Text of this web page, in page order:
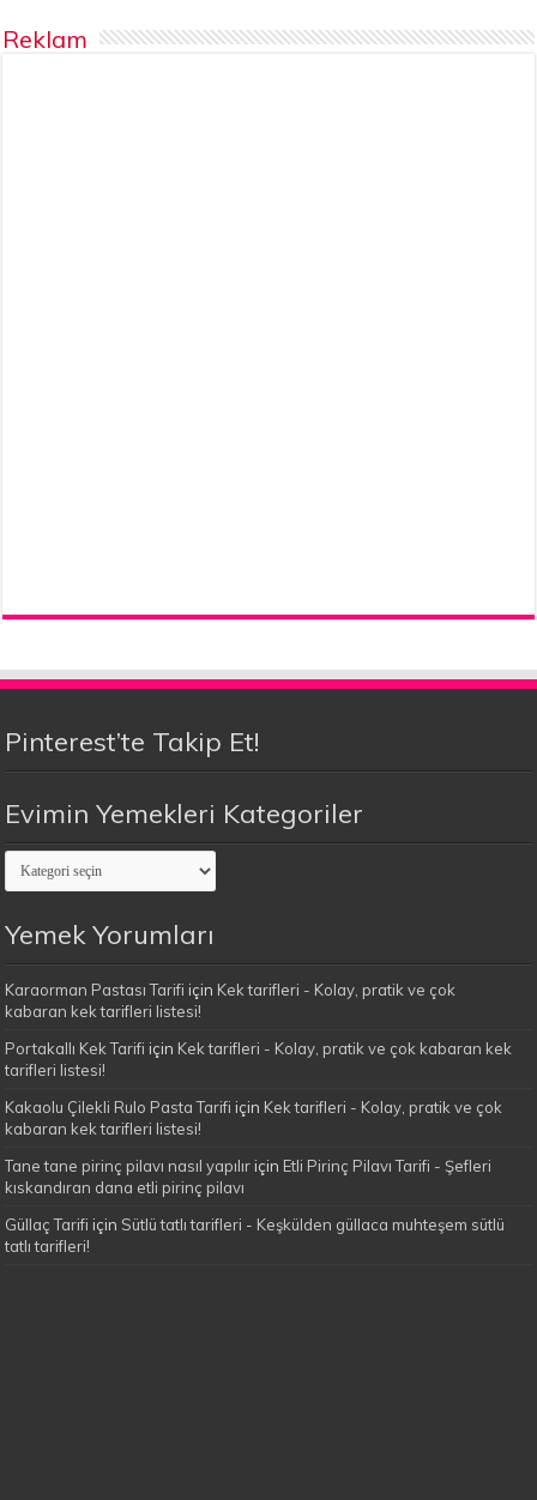
Reklam
Pinterest’te Takip Et!
Evimin Yemekleri Kategoriler
Evimin
Yemekleri
Kategoriler
Yemek Yorumları
Karaorman Pastası Tarifi için Kek tarifleri - Kolay, pratik ve çok
kabaran kek tarifleri listesi!
Portakallı Kek Tarifi için Kek tarifleri - Kolay, pratik ve çok kabaran kek
tarifleri listesi!
Kakaolu Çilekli Rulo Pasta Tarifi için Kek tarifleri - Kolay, pratik ve çok
kabaran kek tarifleri listesi!
Tane tane pirinç pilavı nasıl yapılır için Etli Pirinç Pilavı Tarifi - Şefleri
kıskandıran dana etli pirinç pilavı
Güllaç Tarifi için Sütlü tatlı tarifleri - Keşkülden güllaca muhteşem sütlü
tatlı tarifleri!